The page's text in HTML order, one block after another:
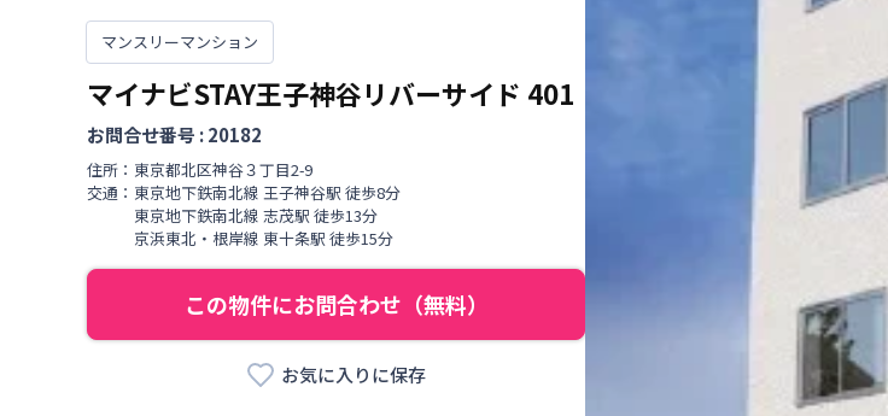
マンスリーマンション
マイナビSTAY王子神谷リバーサイド 401
お問合せ番号 :20182
住所： 東京都北区神谷３丁目2-9
交通： 東京地下鉄南北線 王子神谷駅 徒歩8分
東京地下鉄南北線 志茂駅 徒歩13分
京浜東北・根岸線 東十条駅 徒歩15分
この物件にお問合わせ（無料）
お気に入りに保存